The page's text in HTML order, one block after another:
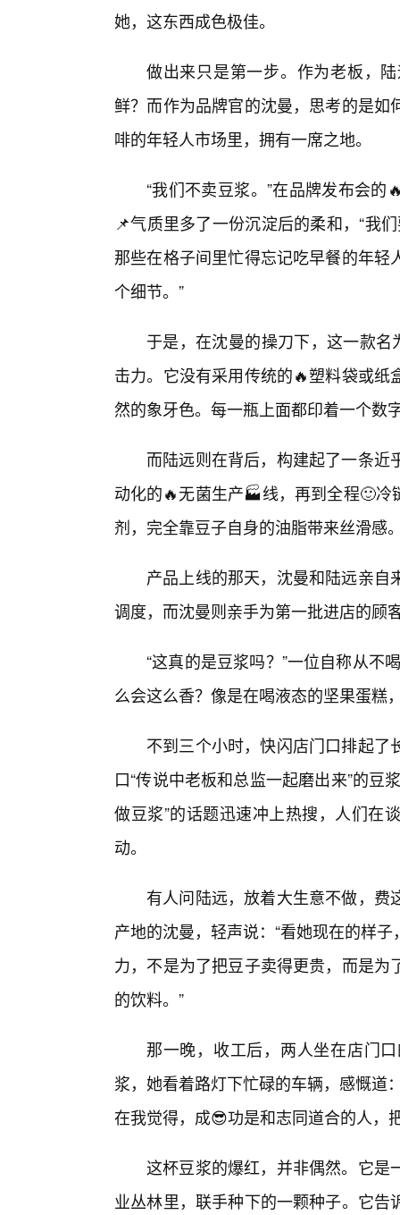
她，这东西成色极佳。
做出来只是第一步。作为老板，
鲜？而作为品牌官的沈曼，思考的是
啡的年轻人市场里，拥有一席之地。
“我们不卖豆浆。”在品牌发布会
📌气质里多了一份沉淀后的柔和，“我
那些在格子间里忙得忘记吃早餐的年
个细节。”
于是，在沈曼的操刀下，这一款名
击力。它没有采用传统的🔥塑料袋或
然的象牙色。每一瓶上面都印着一个数
而陆远则在背后，构建起了一条
动化的🔥无菌生产🏭线，再到全程🙂
剂，完全靠豆子自身的油脂带来丝滑感
产品上线的那天，沈曼和陆远亲
调度，而沈曼则亲手为第一批进店的顾
“这真的是豆浆吗？”一位自称从不
么会这么香？像是在喝液态的坚果蛋糕
不到三个小时，快闪店门口排起
口“传说中老板和总监一起磨出来”的豆
做豆浆”的话题迅速冲上热搜，人们在
动。
有人问陆远，放着大生意不做，
产地的沈曼，轻声说：“看她现在的样
力，不是为了把豆子卖得更贵，而是
的饮料。”
那一晚，收工后，两人坐在店门
浆，她看着路灯下忙碌的车辆，感慨道
在我觉得，成😎功是和志同道合的人，
这杯豆浆的爆红，并非偶然。它是
业丛林里，联手种下的一颗种子。它